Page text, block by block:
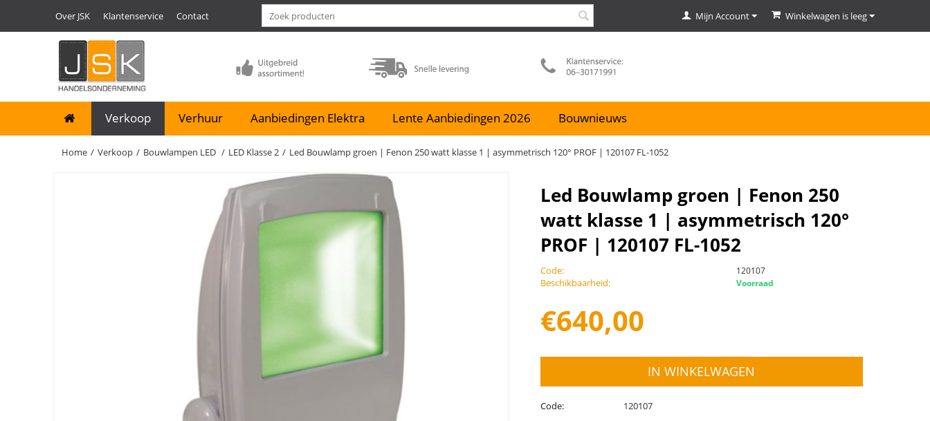
Over JSK Klantenservice Contact Winkelwagen is leeg
Mijn Account
Verkoop Verhuur Aanbiedingen Elektra Lente Aanbiedingen 2026 Bouwnieuws
Home / Verkoop / Bouwlampen LED / LED Klasse 2 / Led Bouwlamp groen | Fenon 250 watt klasse 1 | asymmetrisch 120° PROF | 120107 FL-1052
Led Bouwlamp groen | Fenon 250
watt klasse 1 | asymmetrisch 120°
PROF | 120107 FL-1052
Code: 120107
Beschikbaarheid: Voorraad
€640,00
IN WINKELWAGEN
Code: 120107